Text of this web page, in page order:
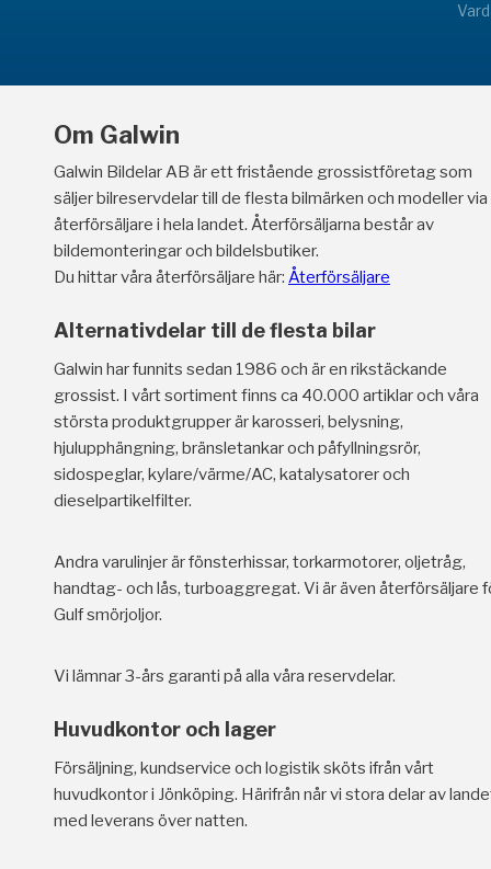
Om Galwin
Galwin Bildelar AB är ett fristående grossistföretag som
säljer bilreservdelar till de flesta bilmärken och modeller via
återförsäljare i hela landet. Återförsäljarna består av
bildemonteringar och bildelsbutiker.
Du hittar våra återförsäljare här: Återförsäljare
Alternativdelar till de flesta bilar
Galwin har funnits sedan 1986 och är en rikstäckande
grossist. I vårt sortiment finns ca 40.000 artiklar och våra
största produktgrupper är karosseri, belysning,
hjulupphängning, bränsletankar och påfyllningsrör,
sidospeglar, kylare/värme/AC, katalysatorer och
dieselpartikelfilter.
Andra varulinjer är fönsterhissar, torkarmotorer, oljetråg,
handtag- och lås, turboaggregat. Vi är även återförsäljare
Gulf smörjoljor.
Vi lämnar 3-års garanti på alla våra reservdelar.
Huvudkontor och lager
Försäljning, kundservice och logistik sköts ifrån vårt
huvudkontor i Jönköping. Härifrån når vi stora delar av
med leverans över natten.